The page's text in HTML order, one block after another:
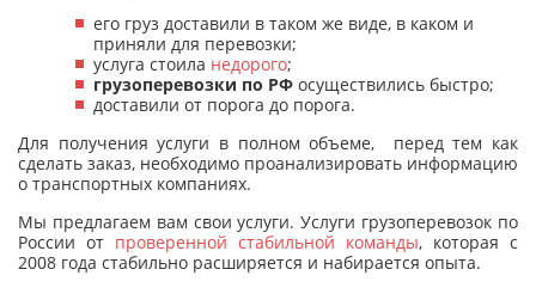
его груз доставили в таком же виде, в каком и
приняли для перевозки;
услуга стоила недорого;
грузоперевозки по РФ осуществились быстро;
доставили от порога до порога.
Для получения услуги в полном объеме, перед тем как
сделать заказ, необходимо проанализировать информацию
о транспортных компаниях.
Мы предлагаем вам свои услуги. Услуги грузоперевозок по
России от проверенной стабильной команды, которая с
2008 года стабильно расширяется и набирается опыта.